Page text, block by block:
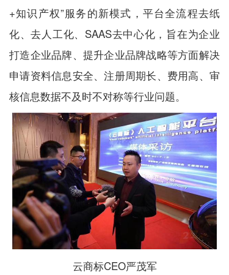
+知识产权”服务的新模式，平台全流程去纸
化、去人工化、SAAS去中心化，旨在为企业
打造企业品牌、提升企业品牌战略等方面解决
申请资料信息安全、注册周期长、费用高、审
核信息数据不及时不对称等行业问题。
云商标CEO严茂军